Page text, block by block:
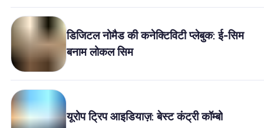
व्यापार के लिए
डिजिटल नोमैड की कनेक्टिविटी प्लेबुक: ई-सिम
बनाम लोकल सिम
यूरोप ट्रिप आइडियाज़: बेस्ट कंट्री कॉम्बो